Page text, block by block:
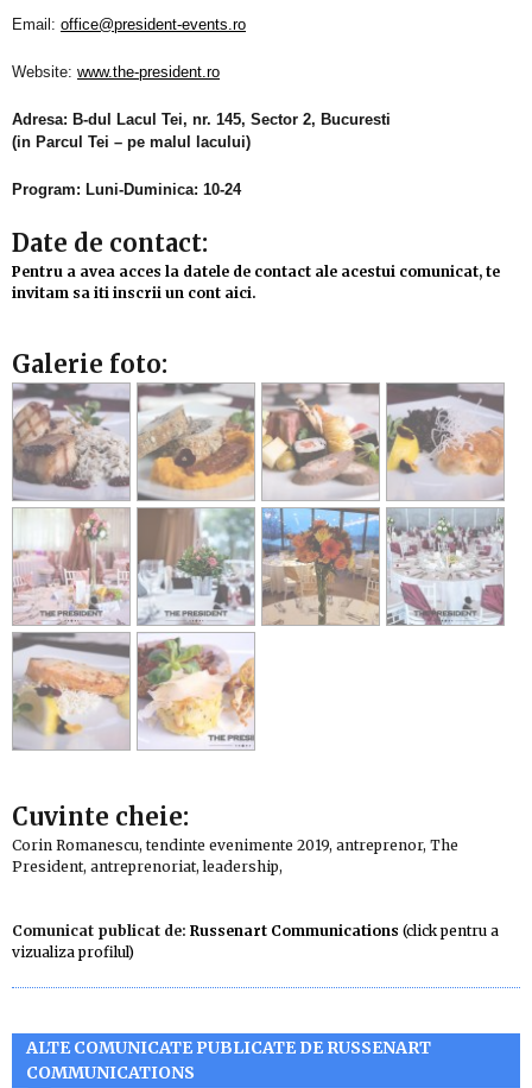
Email: office@president-events.ro
Website: www.the-president.ro
Adresa: B-dul Lacul Tei, nr. 145, Sector 2, Bucuresti
(in Parcul Tei – pe malul lacului)
Program: Luni-Duminica: 10-24
Date de contact:
Pentru a avea acces la datele de contact ale acestui comunicat, te
invitam sa iti inscrii un cont aici.
Galerie foto:
Cuvinte cheie:
Corin Romanescu, tendinte evenimente 2019, antreprenor, The
President, antreprenoriat, leadership,
Comunicat publicat de: Russenart Communications (click pentru a
vizualiza profilul)
ALTE COMUNICATE PUBLICATE DE RUSSENART
COMMUNICATIONS